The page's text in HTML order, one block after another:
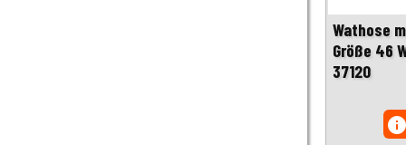
Wathose
Größe 46
37120